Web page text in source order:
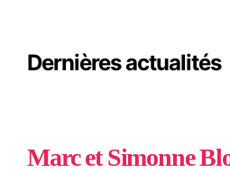
Dernières actualités
Marc et Simonne